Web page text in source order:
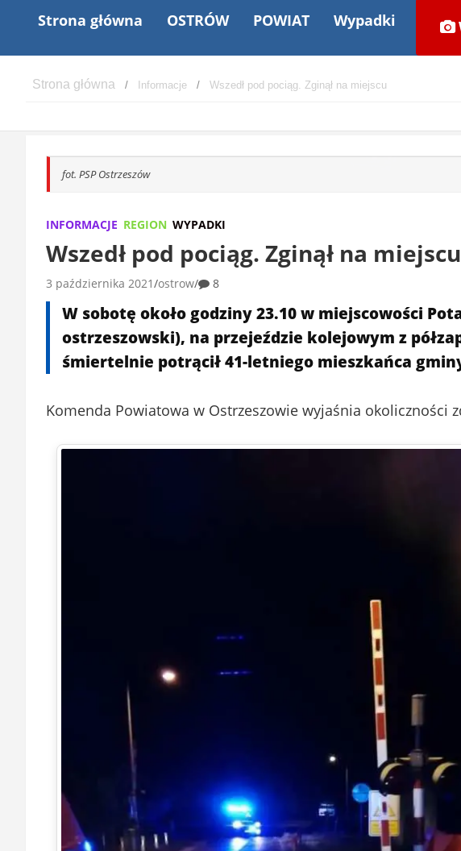
Strona główna OSTRÓW POWIAT Wypadki
Informacje Wszedł pod pociąg. Zginął na miejscu
fot. PSP Ostrzeszów
INFORMACJE REGION WYPADKI
Wszedł pod pociąg. Zginął na miejscu
3 października 2021 ostrow 8
W sobotę około godziny 23.10 w miejscowości
ostrzeszowski), na przejeździe kolejowym z
śmiertelnie potrącił 41-letniego mieszkańca
Komenda Powiatowa w Ostrzeszowie wyjaśnia okoliczności